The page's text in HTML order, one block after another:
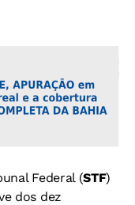
Federal (STF)
dos dez